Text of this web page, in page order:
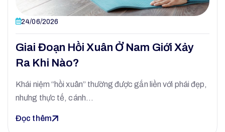
24/06/2026
Giai Đoạn Hồi Xuân Ở Nam Giới Xảy
Ra Khi Nào?
Khái niệm “hồi xuân” thường được gắn liền với phái đẹp,
nhưng thực tế, cánh…
Đọc thêm